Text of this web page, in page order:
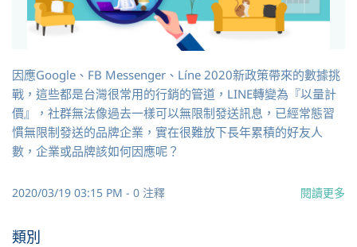
因應Google、FB Messenger、Líne 2020新政策帶來的數據挑
戰，這些都是台灣很常用的行銷的管道，LINE轉變為『以量計
價』，社群無法像過去一樣可以無限制發送訊息，已經常態習
慣無限制發送的品牌企業，實在很難放下長年累積的好友人
數，企業或品牌該如何因應呢？
2020/03/19 03:15 PM - 0 注釋 閱讀更多
類別